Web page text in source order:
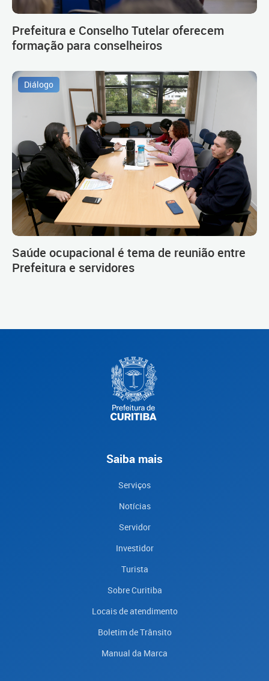
Prefeitura e Conselho Tutelar oferecem
formação para conselheiros
Diálogo
Saúde ocupacional é tema de reunião entre
Prefeitura e servidores
Saiba mais
Serviços
Notícias
Servidor
Investidor
Turista
Sobre Curitiba
Locais de atendimento
Boletim de Trânsito
Manual da Marca